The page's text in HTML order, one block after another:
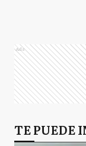
Ads
TE PUEDE